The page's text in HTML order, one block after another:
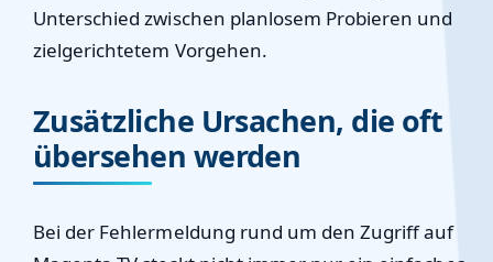
Unterschied zwischen planlosem Probieren und
zielgerichtetem Vorgehen.
Zusätzliche Ursachen, die oft
übersehen werden
Bei der Fehlermeldung rund um den Zugriff auf